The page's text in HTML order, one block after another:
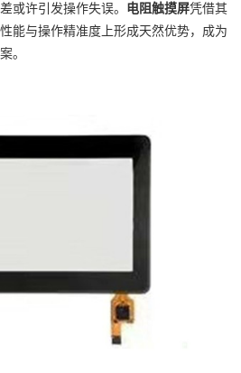
或许引发操作失误。 电阻触摸屏凭借其
能与操作精准度上形成天然优势，成为
。